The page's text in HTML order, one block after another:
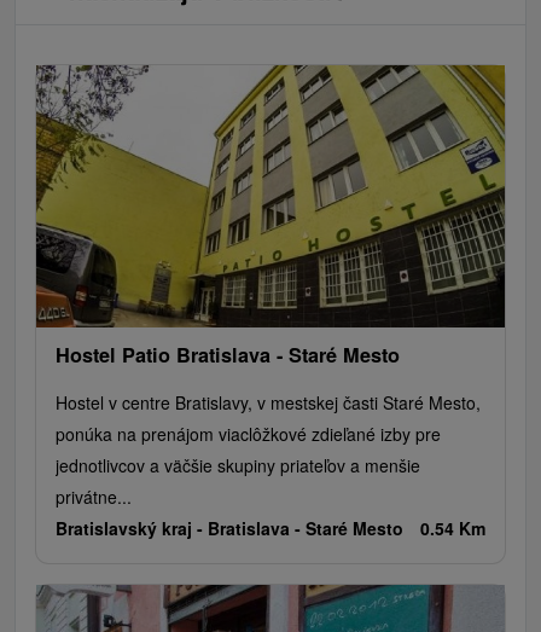
Hostel Patio Bratislava - Staré Mesto
Hostel v centre Bratislavy, v mestskej časti Staré Mesto,
ponúka na prenájom viaclôžkové zdieľané izby pre
jednotlivcov a väčšie skupiny priateľov a menšie
privátne...
Bratislavský kraj - Bratislava - Staré Mesto 0.54 Km